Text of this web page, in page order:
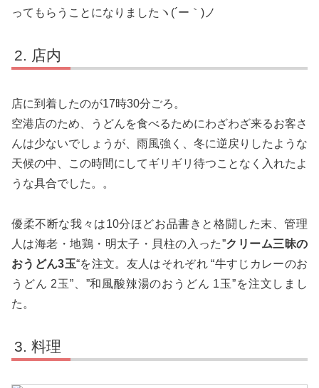
ってもらうことになりましたヽ(´ー｀)ノ
店内
店に到着したのが17時30分ごろ。
空港店のため、うどんを食べるためにわざわざ来るお客さ
んは少ないでしょうが、雨風強く、冬に逆戻りしたような
天候の中、この時間にしてギリギリ待つことなく入れたよ
うな具合でした。。
優柔不断な我々は10分ほどお品書きと格闘した末、管理
人は海老・地鶏・明太子・貝柱の入った”クリーム三昧の
おうどん3玉“を注文。友人はそれぞれ “牛すじカレーのお
うどん 2玉”、”和風酸辣湯のおうどん 1玉”を注文しまし
た。
料理